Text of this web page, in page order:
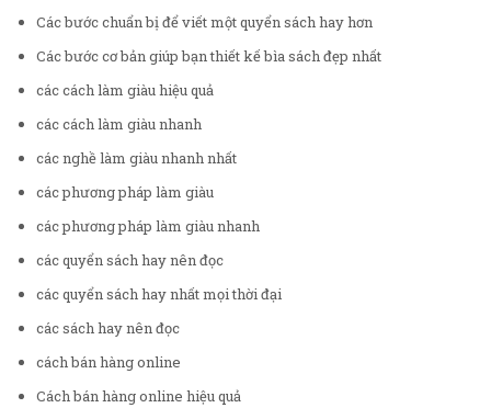
Các bước chuẩn bị để viết một quyển sách hay hơn
Các bước cơ bản giúp bạn thiết kế bìa sách đẹp nhất
các cách làm giàu hiệu quả
các cách làm giàu nhanh
các nghề làm giàu nhanh nhất
các phương pháp làm giàu
các phương pháp làm giàu nhanh
các quyển sách hay nên đọc
các quyển sách hay nhất mọi thời đại
các sách hay nên đọc
cách bán hàng online
Cách bán hàng online hiệu quả